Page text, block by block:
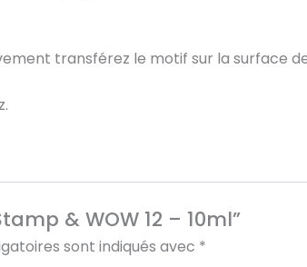
transférez le motif sur la surface
& WOW 12 – 10ml”
sont indiqués avec *